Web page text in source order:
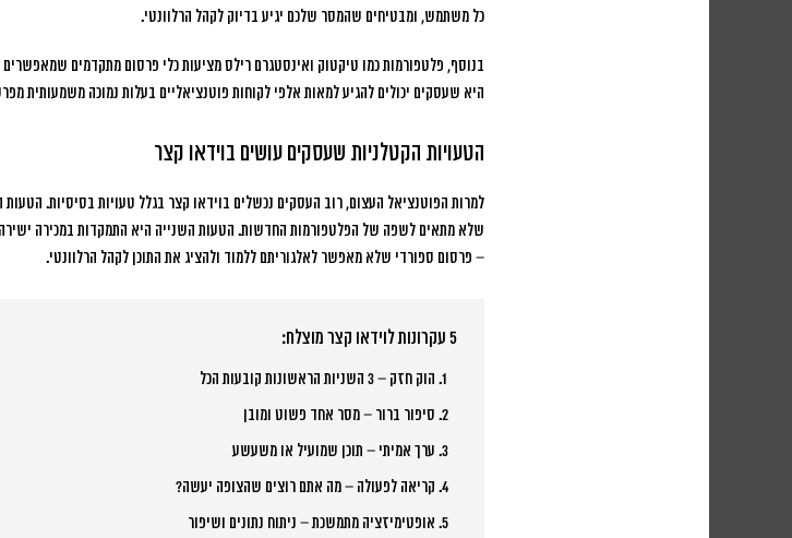
כל משתמש, ומבטיחים שהמסר שלכם יגיע בדיוק לקהל הרלוונטי.
בנוסף, פלטפורמות כמו טיקטוק ואינסטגרם רילס מציעות כלי פרסום מתקדמים שמאפשרים
היא שעסקים יכולים להגיע למאות אלפי לקוחות פוטנציאליים בעלות נמוכה משמעותית
הטעויות הקטלניות שעסקים עושים בוידאו קצר
למרות הפוטנציאל העצום, רוב העסקים נכשלים בוידאו קצר בגלל טעויות בסיסיות.
שלא מתאים לשפה של הפלטפורמות החדשות. הטעות השנייה היא התמקדות במכירה
– פרסום ספורדי שלא מאפשר לאלגוריתם ללמוד ולהציג את התוכן לקהל הרלוונטי.
5 עקרונות לוידאו קצר מוצלח:
הוק חזק – 3 השניות הראשונות קובעות הכל
סיפור ברור – מסר אחד פשוט ומובן
ערך אמיתי – תוכן שמועיל או משעשע
קריאה לפעולה – מה אתם רוצים שהצופה יעשה?
אופטימיזציה מתמשכת– ניתוח נתונים ושיפור